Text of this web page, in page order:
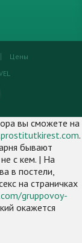
Цены
вы сможете на
.
бывают
с кем. | На
в постели,
на страничках
gruppovoy-
окажется